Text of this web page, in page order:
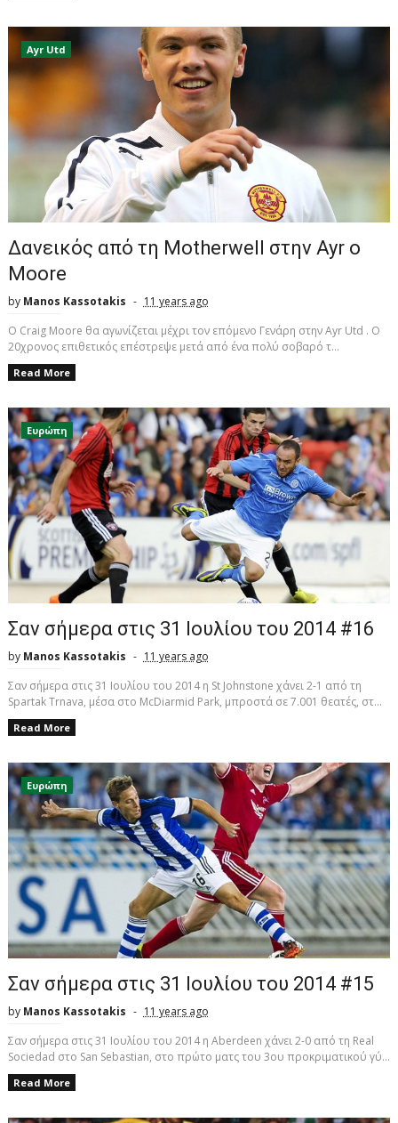
Ayr Utd
Δανεικός από τη Motherwell στην Ayr o
Μοοre
by Manos Kassotakis
11 years ago
O Craig Moore θα αγωνίζεται μέχρι τον επόμενο Γενάρη στην Ayr Utd . Ο
20χρονος επιθετικός επέστρεψε μετά από ένα πολύ σοβαρό τ...
Read More
Ευρώπη
Σαν σήμερα στις 31 Ιουλίου του 2014 #16
by Manos Kassotakis
11 years ago
Σαν σήμερα στις 31 Ιουλίου του 2014 η St Johnstone χάνει 2-1 από τη
Spartak Trnava, μέσα στο McDiarmid Park, μπροστά σε 7.001 θεατές, στ...
Read More
Ευρώπη
Σαν σήμερα στις 31 Ιουλίου του 2014 #15
by Manos Kassotakis
11 years ago
Σαν σήμερα στις 31 Ιουλίου του 2014 η Aberdeen χάνει 2-0 από τη Real
Sociedad στο San Sebastian, στο πρώτο ματς του 3ου προκριματικού γύ...
Read More